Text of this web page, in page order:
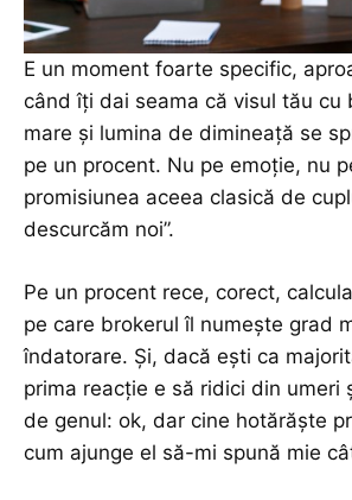
E un moment foarte specific,
când îți dai seama că visul tău cu
mare și lumina de dimineață se
pe un procent. Nu pe emoție, nu
promisiunea aceea clasică de
descurcăm noi”.
Pe un procent rece, corect,
pe care brokerul îl numește grad
îndatorare. Și, dacă ești ca
prima reacție e să ridici din umeri
de genul: ok, dar cine hotărăște
cum ajunge el să-mi spună mie